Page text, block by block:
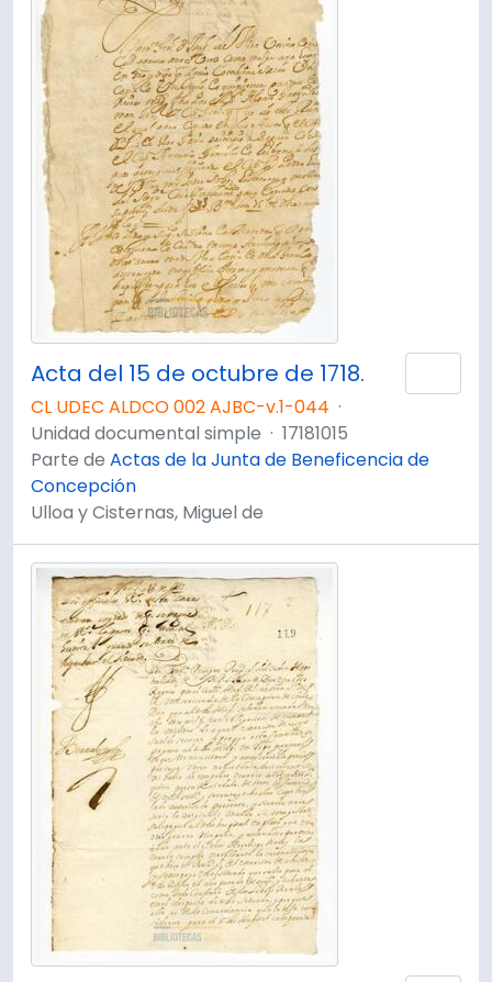
Acta del 15 de octubre de 1718.
CL UDEC ALDCO 002 AJBC-v.1-044 ·
Unidad documental simple · 17181015
Parte de Actas de la Junta de Beneficencia de
Concepción
Ulloa y Cisternas, Miguel de